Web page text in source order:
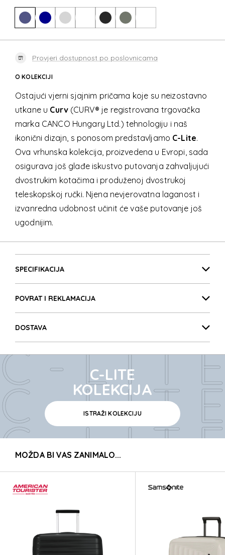
Provjeri dostupnost po poslovnicama
O KOLEKCIJI
Ostajući vjerni sjajnim pričama koje su neizostavno
utkane u Curv(CURV® je registrovana trgovačka
marka CANCO Hungary Ltd.) tehnologiju i naš
ikonični dizajn, s ponosom predstavljamo C-Lite.
Ova vrhunska kolekcija, proizvedena u Evropi, sada
osigurava još glađe iskustvo putovanja zahvaljujući
dvostrukim kotačima i produženoj dvostrukoj
teleskopskoj ručki. Njena nevjerovatna laganost i
izvanredna udobnost učinit će vaše putovanje još
ugodnijim.
SPECIFIKACIJA
POVRAT I REKLAMACIJA
DOSTAVA
C-LITE
C-LITE
C-LITE
C-LITE
C-LITE
C-LITE
C-LITE
C-LITE
C-LITE
KOLEKCIJA
ISTRAŽI KOLEKCIJU
MOŽDA BI VAS ZANIMALO...